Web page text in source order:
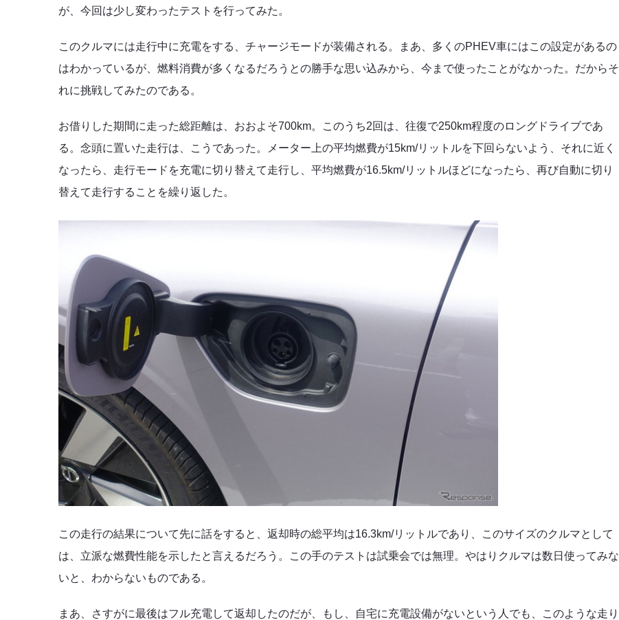
が、今回は少し変わったテストを行ってみた。
このクルマには走行中に充電をする、チャージモードが装備される。まあ、多くのPHEV車にはこの設定があるの
はわかっているが、燃料消費が多くなるだろうとの勝手な思い込みから、今まで使ったことがなかった。だからそ
れに挑戦してみたのである。
お借りした期間に走った総距離は、おおよそ700km。このうち2回は、往復で250km程度のロングドライブであ
る。念頭に置いた走行は、こうであった。メーター上の平均燃費が15km/リットルを下回らないよう、それに近く
なったら、走行モードを充電に切り替えて走行し、平均燃費が16.5km/リットルほどになったら、再び自動に切り
替えて走行することを繰り返した。
この走行の結果について先に話をすると、返却時の総平均は16.3km/リットルであり、このサイズのクルマとして
は、立派な燃費性能を示したと言えるだろう。この手のテストは試乗会では無理。やはりクルマは数日使ってみな
いと、わからないものである。
まあ、さすがに最後はフル充電して返却したのだが、もし、自宅に充電設備がないという人でも、このような走り